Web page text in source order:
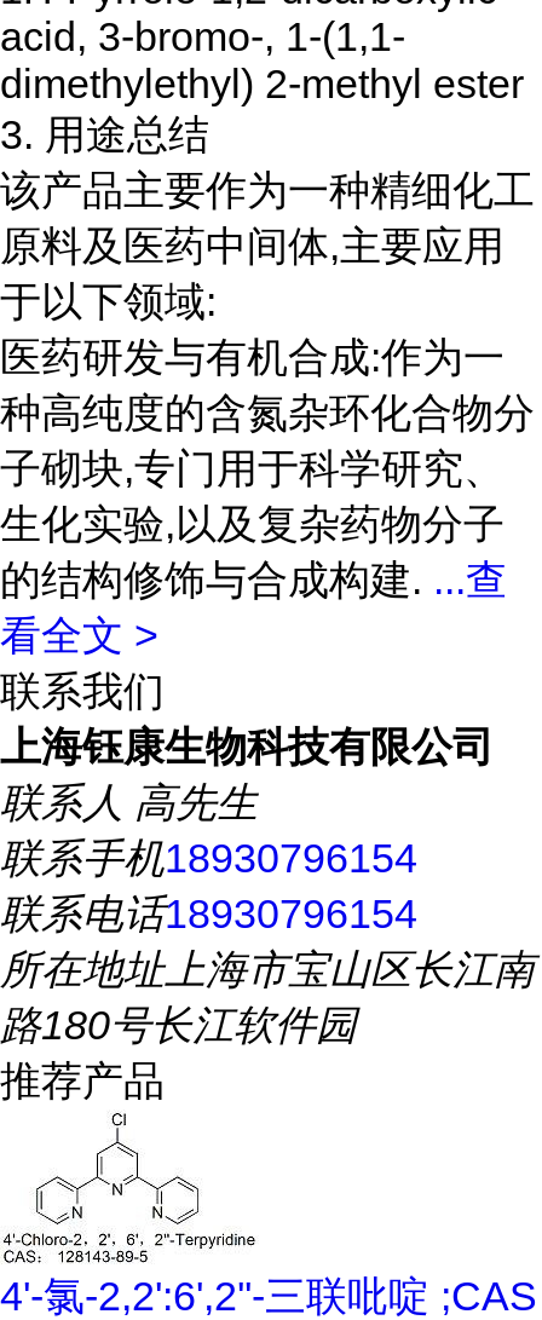
acid, 3-bromo-, 1-(1,1-
dimethylethyl) 2-methyl ester
3. 用途总结
该产品主要作为一种精细化工
原料及医药中间体,主要应用
于以下领域:
医药研发与有机合成:作为一
种高纯度的含氮杂环化合物分
子砌块,专门用于科学研究、
生化实验,以及复杂药物分子
的结构修饰与合成构建. ...查
看全文 >
联系我们
上海钰康生物科技有限公司
联系人 高先生
联系手机18930796154
联系电话18930796154
所在地址上海市宝山区长江南
路180号长江软件园
推荐产品
4'-氯-2,2':6',2''-三联吡啶 ;CAS